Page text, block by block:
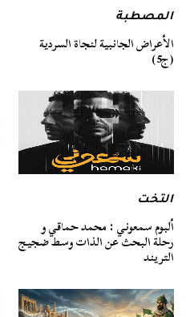
المصطبة
الأعراض الجانبية لنجاة السردية
(ج5)
التخت
ألبوم سمعوني : محمد حماقي و
رحلة البحث عن الذات وسط ضجيج
التريند